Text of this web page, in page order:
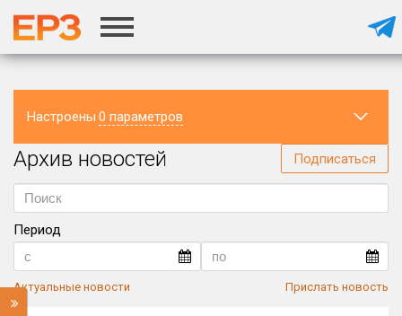
Настроены 0 параметров
Регион
Архив новостей Подписаться
Период
Актуальные новости Прислать новость